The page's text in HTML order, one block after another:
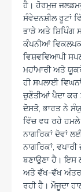
ਹੈ। ਹੋਰਮੁਜ਼
ਸੰਵੇਦਨਸ਼ੀਲ ਰੂਟਾਂ
ਭਾੜੇ ਅਤੇ ਸ਼ਿਪਿੰਗ
ਕੰਪਨੀਆਂ
ਵਿਸ਼ਵਵਿਆਪੀ
ਮਹਾਂਮਾਰੀ ਅਤੇ
ਹੀ ਸਪਲਾਈ
ਚੁਣੌਤੀਆਂ ਪੈਦਾ ਕਰ
ਦੋਸਤੋ, ਭਾਰਤ ਨੇ
ਵਿੱਚ ਵਧ ਰਹੇ
ਨਾਗਰਿਕਾਂ ਦੋਵਾਂ
ਨਾਗਰਿਕਾਂ,
ਬਣਾਉਣਾ ਹੈ। ਇਸ
ਅਤੇ ਵੱਖ-ਵੱਖ
ਰਹੀ ਹੈ। ਮੌਜੂਦਾ